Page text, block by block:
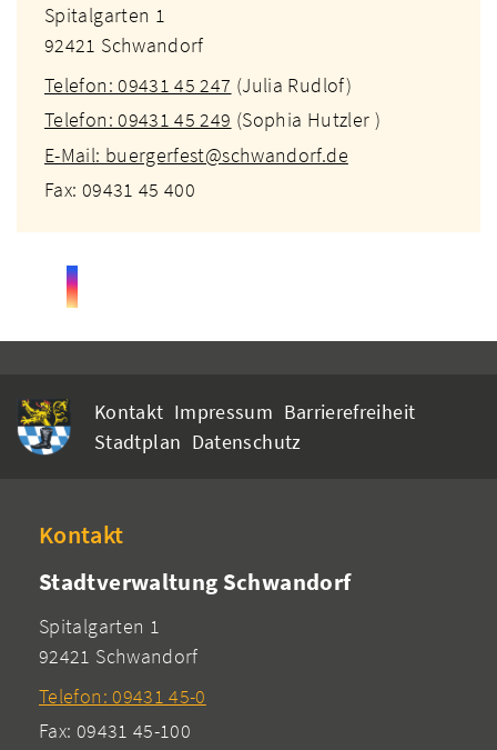
Spitalgarten 1
92421 Schwandorf
Telefon: 09431 45 247 (Julia Rudlof)
Telefon: 09431 45 249 (Sophia Hutzler )
E-Mail: buergerfest@schwandorf.de
Fax: 09431 45 400
Kontakt Impressum Barrierefreiheit
Stadtplan Datenschutz
Kontakt
Stadtverwaltung Schwandorf
Spitalgarten 1
92421 Schwandorf
Telefon: 09431 45-0
Fax: 09431 45-100